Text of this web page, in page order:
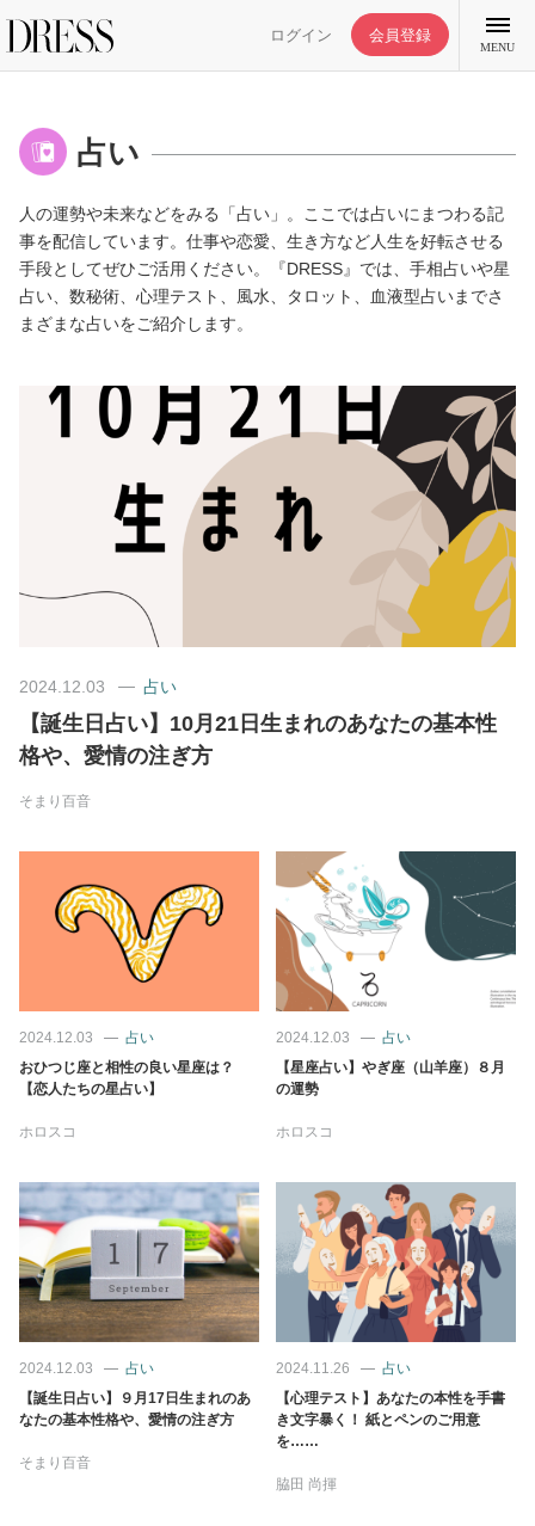
ログイン 会員登録
MENU
特集記事
DRESS部活
ファッション
恋愛/結婚/離婚
ワークスタイル
妊娠/出産/家族
トラベル
占い
ゲーム
占い
人の運勢や未来などをみる「占い」。ここでは占いにまつわる記
事を配信しています。仕事や恋愛、生き方など人生を好転させる
手段としてぜひご活用ください。『DRESS』では、手相占いや星
占い、数秘術、心理テスト、風水、タロット、血液型占いまでさ
まざまな占いをご紹介します。
2024.12.03 占い
【誕生日占い】10月21日生まれのあなたの基本性
格や、愛情の注ぎ方
そまり百音
2024.12.03
占い
おひつじ座と相性の良い星座は？
【恋人たちの星占い】
ホロスコ
2024.12.03
占い
【星座占い】やぎ座（山羊座）８月
の運勢
ホロスコ
2024.12.03
占い
【誕生日占い】９月17日生まれのあ
なたの基本性格や、愛情の注ぎ方
そまり百音
2024.11.26
占い
【心理テスト】あなたの本性を手書
き文字暴く！ 紙とペンのご用意
を……
脇田 尚揮